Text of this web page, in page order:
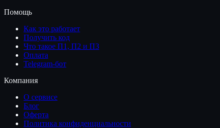
Помощь
Как это работает
Получить код
Что такое П1, П2 и П3
Оплата
Telegram-бот
Компания
О сервисе
Блог
Оферта
Политика конфиденциальности